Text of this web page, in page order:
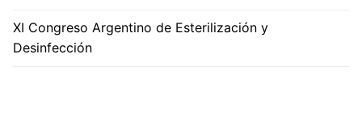
XI Congreso Argentino de Esterilización y
Desinfección